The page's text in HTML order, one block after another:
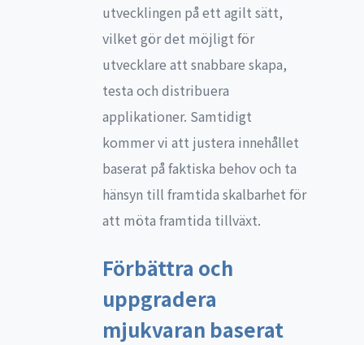
utvecklingen på ett agilt sätt,
vilket gör det möjligt för
utvecklare att snabbare skapa,
testa och distribuera
applikationer. Samtidigt
kommer vi att justera innehållet
baserat på faktiska behov och ta
hänsyn till framtida skalbarhet för
att möta framtida tillväxt.
Förbättra och
uppgradera
mjukvaran baserat